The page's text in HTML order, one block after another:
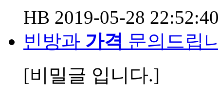
HB 2019-05-28
빈방과 가격 문의드립
[비밀글 입니다.]